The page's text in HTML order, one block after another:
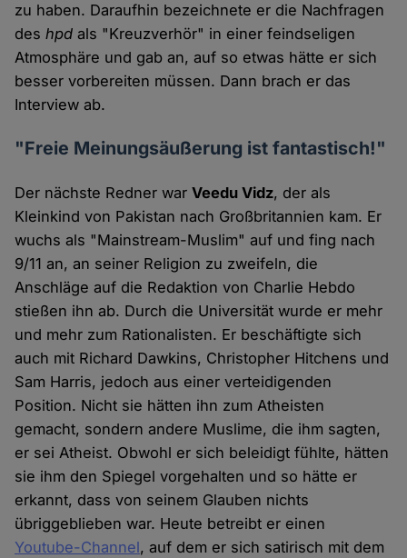
zu haben. Daraufhin bezeichnete er die Nachfragen
deshpd als "Kreuzverhör" in einer feindseligen
Atmosphäre und gab an, auf so etwas hätte er sich
besser vorbereiten müssen. Dann brach er das
Interview ab.
"Freie Meinungsäußerung ist fantastisch!"
Der nächste Redner warVeedu Vidz, der als
Kleinkind von Pakistan nach Großbritannien kam. Er
wuchs als "Mainstream-Muslim" auf und fing nach
9/11 an, an seiner Religion zu zweifeln, die
Anschläge auf die Redaktion von Charlie Hebdo
stießen ihn ab. Durch die Universität wurde er mehr
und mehr zum Rationalisten. Er beschäftigte sich
auch mit Richard Dawkins, Christopher Hitchens und
Sam Harris, jedoch aus einer verteidigenden
Position. Nicht sie hätten ihn zum Atheisten
gemacht, sondern andere Muslime, die ihm sagten,
er sei Atheist. Obwohl er sich beleidigt fühlte, hätten
sie ihm den Spiegel vorgehalten und so hätte er
erkannt, dass von seinem Glauben nichts
übriggeblieben war. Heute betreibt er einen
Youtube-Channel, auf dem er sich satirisch mit dem